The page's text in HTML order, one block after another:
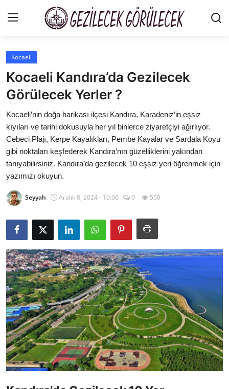
Gizlilik Sözleşmesi
Gezi Rehberleri
İletişim
Şehirler
Gezilecek Yerler
Tarih & Mitoloji
Yeme İçme Rehberi
Kamp & Doğa
Konaklama & Otel
Aile & Çocukla Tatil
Yaz Tatili & Plajlar
Hafta Sonu & Günübirlik
Kocaeli
Kocaeli Kandıra’da Gezilecek
Görülecek Yerler ?
Kocaeli’nin doğa harikası ilçesi Kandıra, Karadeniz’in eşsiz
kıyıları ve tarihi dokusuyla her yıl binlerce ziyaretçiyi ağırlıyor.
Cebeci Plajı, Kerpe Kayalıkları, Pembe Kayalar ve Sardala Koyu
gibi noktaları keşfederek Kandıra’nın güzelliklerini yakından
tanıyabilirsiniz. Kandıra’da gezilecek 10 eşsiz yeri öğrenmek için
yazımızı okuyun.
Seyyah Aralık 8, 2024 - 10:06 0 550